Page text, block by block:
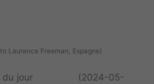
Laurence Freeman, Espagne)
du jour (2024-05-